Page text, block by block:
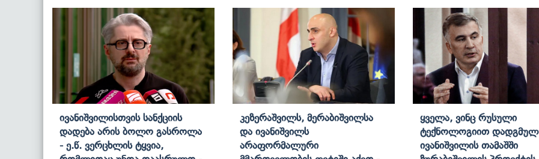
Ივანიშვილისთვის Სანქციის
Დადება Არის Ბოლო Გასროლა
- Ე.წ. Ვერცხლის Ტყვია,
Კეზერაშვილს, Მერაბიშვილსა
Და Ივანიშვილს
Არაფორმალური
Ყველა, Ვინც Რუსული
Ტექნოლოგიით Დადგმულ
Ივანიშვილის Თამაშში